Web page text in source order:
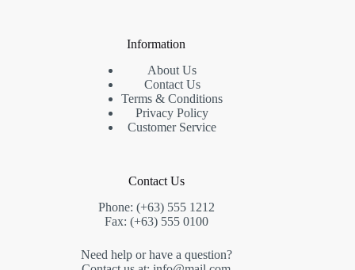
Information
About Us
Contact Us
Terms & Conditions
Privacy Policy
Customer Service
Contact Us
Phone: (+63) 555 1212
Fax: (+63) 555 0100
Need help or have a question?